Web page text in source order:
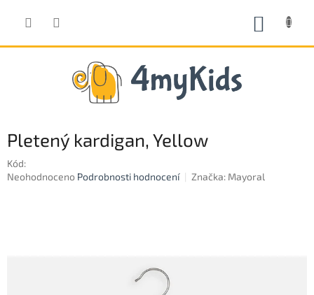
Pletený kardigan, Yellow
Kód:
Průměrné
Neohodnoceno Podrobnosti hodnocení Značka: Mayoral